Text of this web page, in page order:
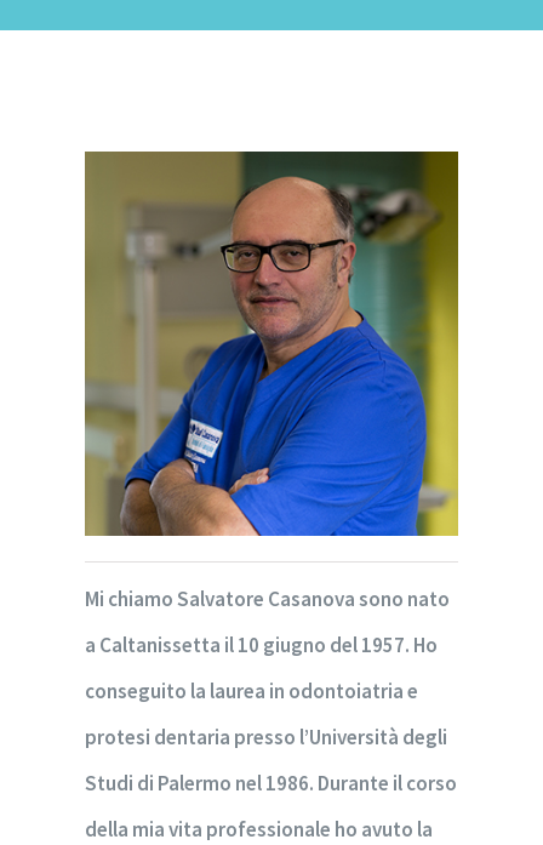
Mi chiamo Salvatore Casanova sono nato
a Caltanissetta il 10 giugno del 1957. Ho
conseguito la laurea in odontoiatria e
protesi dentaria presso l’Università degli
Studi di Palermo nel 1986. Durante il corso
della mia vita professionale ho avuto la